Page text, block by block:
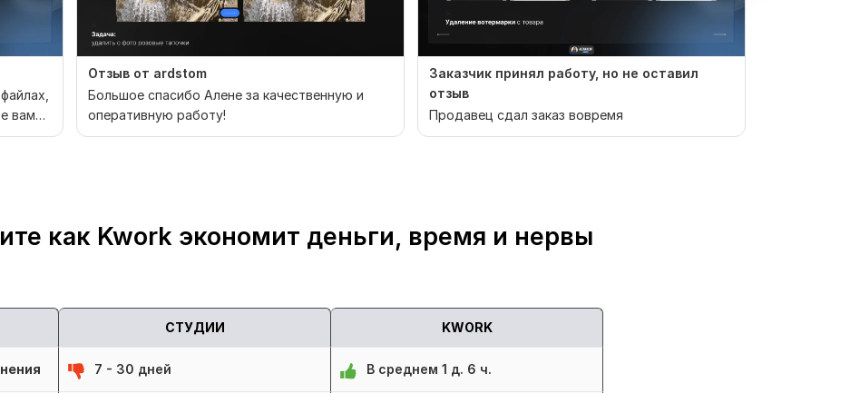
вам
Отзыв от ardstom
Большое спасибо Алене за качественную и
оперативную работу!
Заказчик принял работу, но не оставил
отзыв
Продавец сдал заказ вовремя
как Kwork экономит деньги, время и нервы
СТУДИИ KWORK
7 - 30 дней В среднем 1 д. 6 ч.